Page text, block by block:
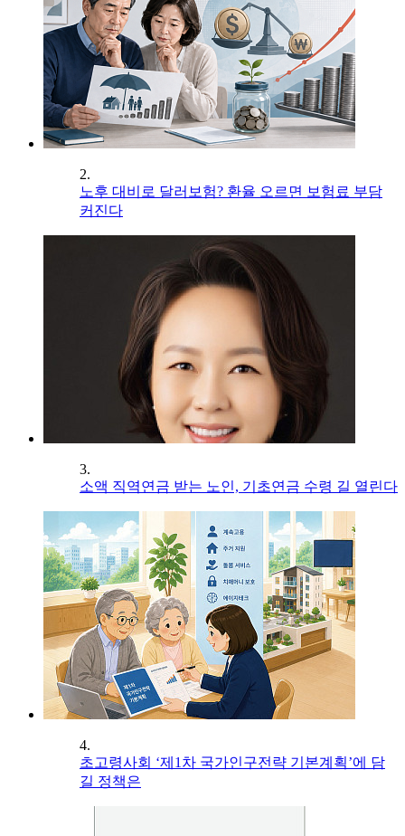
2.
노후 대비로 달러보험? 환율 오르면 보험료 부담
커진다
3.
소액 직역연금 받는 노인, 기초연금 수령 길 열린다
4.
초고령사회 ‘제1차 국가인구전략 기본계획’에 담
길 정책은